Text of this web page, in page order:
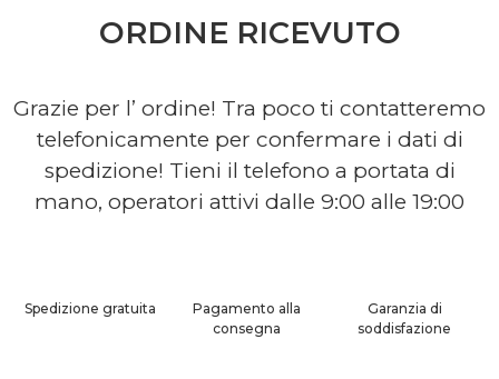
ORDINE RICEVUTO
Grazie per l’ ordine! Tra poco ti contatteremo
telefonicamente per confermare i dati di
spedizione! Tieni il telefono a portata di
mano, operatori attivi dalle 9:00 alle 19:00
Spedizione gratuita
Pagamento alla
consegna
Garanzia di
soddisfazione